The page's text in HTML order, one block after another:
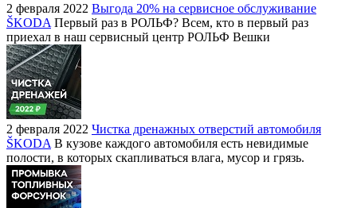
2 февраля 2022 Выгода 20% на сервисное обслуживание
ŠKODA Первый раз в РОЛЬФ? Всем, кто в первый раз
приехал в наш сервисный центр РОЛЬФ Вешки
2 февраля 2022 Чистка дренажных отверстий автомобиля
ŠKODA В кузове каждого автомобиля есть невидимые
полости, в которых скапливаться влага, мусор и грязь.